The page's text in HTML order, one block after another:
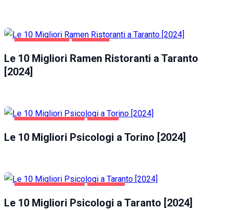
Le 10 Migliori Ramen Ristoranti a Taranto
[2024]
Le 10 Migliori Psicologi a Torino [2024]
Le 10 Migliori Psicologi a Taranto [2024]